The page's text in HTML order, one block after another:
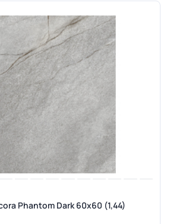
Phantom Dark 60x60 (1,44)